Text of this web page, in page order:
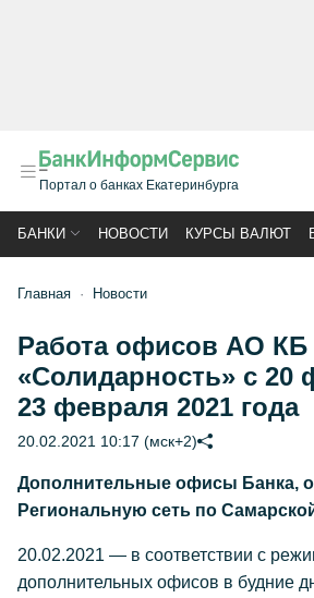
Портал о банках Екатеринбурга
БАНКИ НОВОСТИ КУРСЫ ВАЛЮТ
Главная Новости
Работа офисов АО КБ
«Солидарность» с 20
23 февраля 2021 года
20.02.2021 10:17 (мск+2)
Дополнительные офисы Банка,
Региональную сеть по
20.02.2021 — в соответствии с
дополнительных офисов в будние